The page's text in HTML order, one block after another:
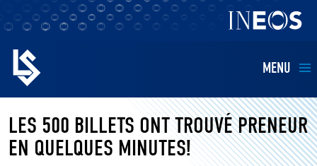
MENU
EQUIPES
BILLETTERIE
LES 500 BILLETS ONT TROUVÉ PRENEUR
EN QUELQUES MINUTES!